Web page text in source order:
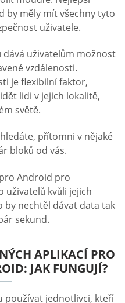
by měly mít všechny tyto
uživatele.
dává uživatelům možnost
vzdálenosti.
je flexibilní faktor,
lidi v jejich lokalitě,
světě.
přítomni v nějaké
bloků od vás.
Android pro
uživatelů kvůli jejich
by nechtěl dávat data tak
sekund.
APLIKACÍ PRO
JAK FUNGUJÍ?
používat jednotlivci, kteří